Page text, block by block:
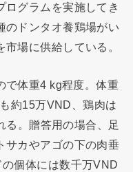
ログラムを実施してき
のドンタオ養鶏場がい
場に供給している。
で体重4 kg程度。体重
約15万VND、鶏肉は
る。贈答用の場合、足
サカやアゴの下の肉垂
個体には数千万VND